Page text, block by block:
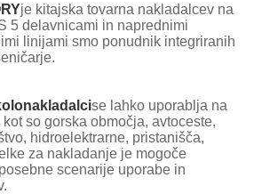
je kitajska tovarna nakladalcev na
5 delavnicami in naprednimi
linijami smo ponudnik integriranih
nakladalcise lahko uporablja na
so gorska območja, avtoceste,
hidroelektrarne, pristanišča,
za nakladanje je mogoče
scenarije uporabe in